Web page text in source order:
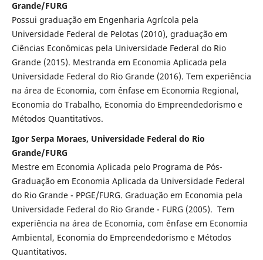
Grande/FURG
Possui graduação em Engenharia Agrícola pela
Universidade Federal de Pelotas (2010), graduação em
Ciências Econômicas pela Universidade Federal do Rio
Grande (2015). Mestranda em Economia Aplicada pela
Universidade Federal do Rio Grande (2016). Tem experiência
na área de Economia, com ênfase em Economia Regional,
Economia do Trabalho, Economia do Empreendedorismo e
Métodos Quantitativos.
Igor Serpa Moraes, Universidade Federal do Rio
Grande/FURG
Mestre em Economia Aplicada pelo Programa de Pós-
Graduação em Economia Aplicada da Universidade Federal
do Rio Grande - PPGE/FURG. Graduação em Economia pela
Universidade Federal do Rio Grande - FURG (2005). Tem
experiência na área de Economia, com ênfase em Economia
Ambiental, Economia do Empreendedorismo e Métodos
Quantitativos.